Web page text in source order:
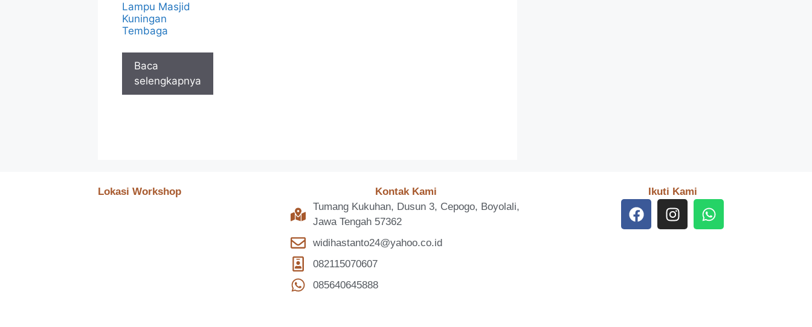
Lampu Masjid
Kuningan
Tembaga
Baca
selengkapnya
Lokasi Workshop
Kontak Kami
Tumang Kukuhan, Dusun 3, Cepogo, Boyolali,
Jawa Tengah 57362
widihastanto24@yahoo.co.id
082115070607
085640645888
Ikuti Kami